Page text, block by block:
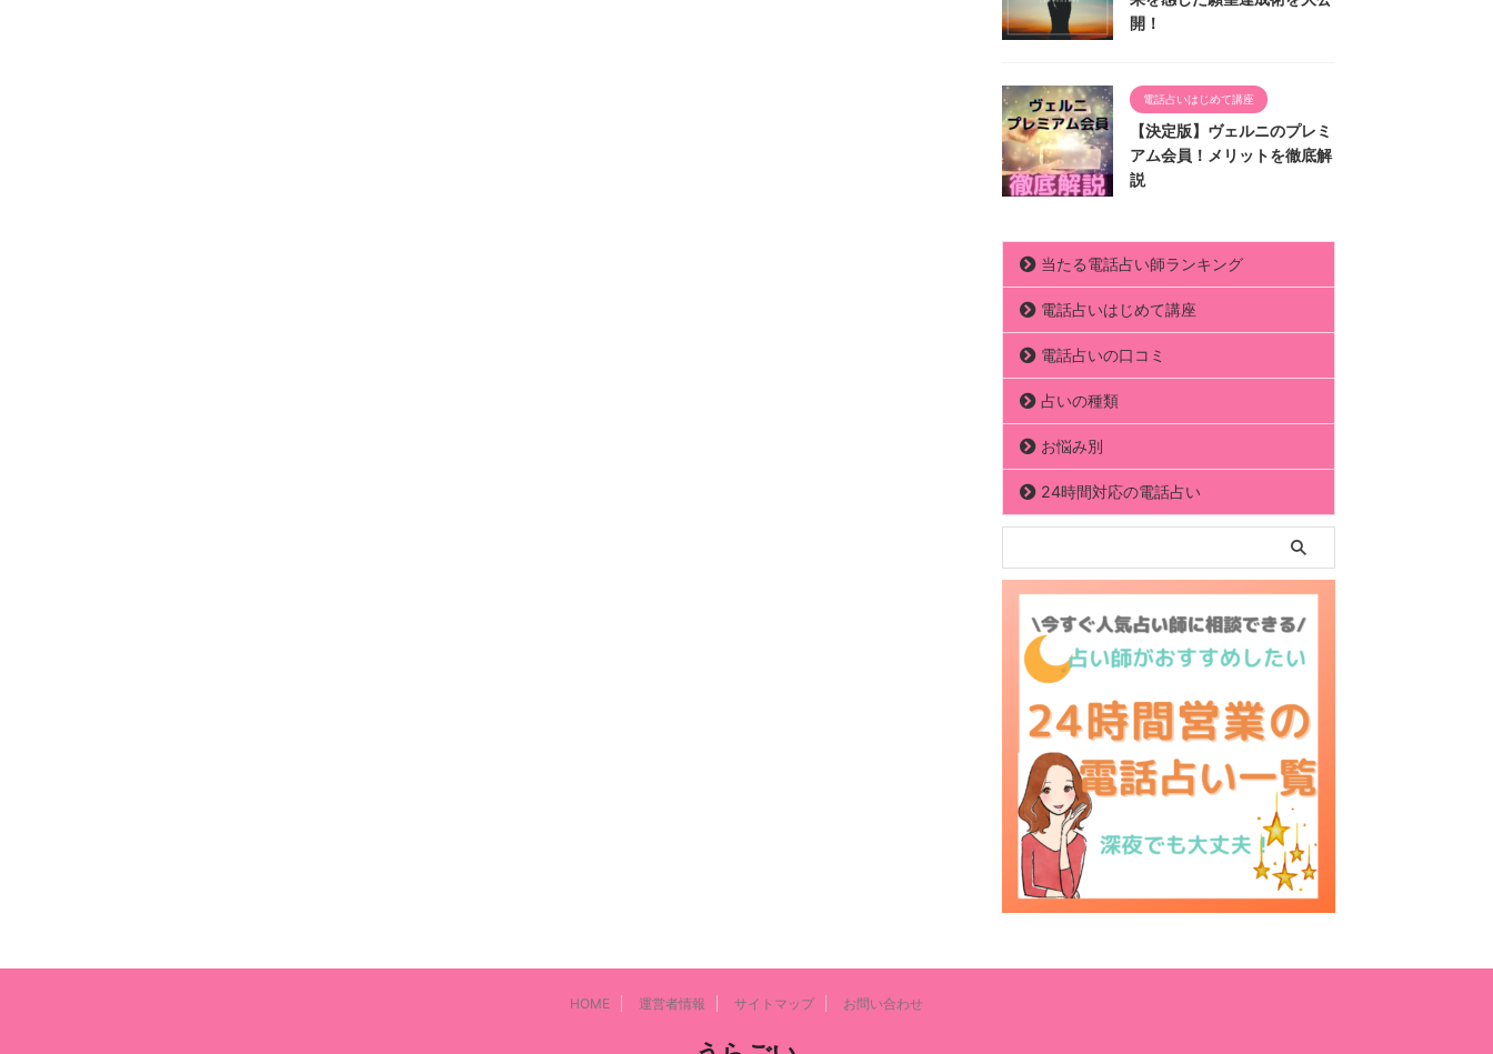
開！
電話占いはじめて講座
【決定版】ヴェルニのプレミ
アム会員！メリットを徹底解
説
当たる電話占い師ランキング
電話占いはじめて講座
電話占いの口コミ
占いの種類
お悩み別
24時間対応の電話占い
HOME 運営者情報 サイトマップ お問い合わせ